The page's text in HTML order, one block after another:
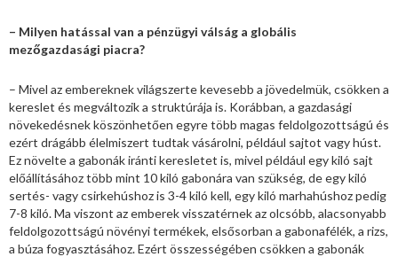
– Milyen hatással van a pénzügyi válság a globális
mezőgazdasági piacra?
– Mivel az embereknek világszerte kevesebb a jövedelmük, csökken a
kereslet és megváltozik a struktúrája is. Korábban, a gazdasági
növekedésnek köszönhetően egyre több magas feldolgozottságú és
ezért drágább élelmiszert tudtak vásárolni, például sajtot vagy húst.
Ez növelte a gabonák iránti keresletet is, mivel például egy kiló sajt
előállításához több mint 10 kiló gabonára van szükség, de egy kiló
sertés- vagy csirkehúshoz is 3-4 kiló kell, egy kiló marhahúshoz pedig
7-8 kiló. Ma viszont az emberek visszatérnek az olcsóbb, alacsonyabb
feldolgozottságú növényi termékek, elsősorban a gabonafélék, a rizs,
a búza fogyasztásához. Ezért összességében csökken a gabonák